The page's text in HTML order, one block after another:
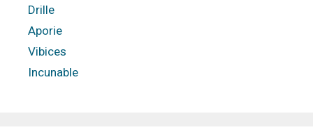
Drille
Aporie
Vibices
Incunable